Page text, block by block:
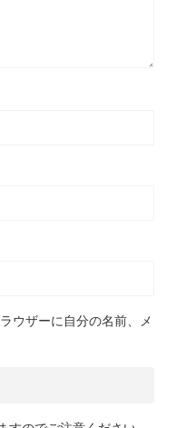
ウザーに自分の名前、メ